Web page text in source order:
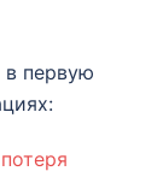
в первую
потеря